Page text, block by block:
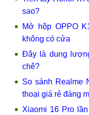
sao?
Mở hộp OPPO
không có cửa
Đây là dung
chê?
So sánh Realme
thoại giá rẻ đáng
Xiaomi 16 Pro